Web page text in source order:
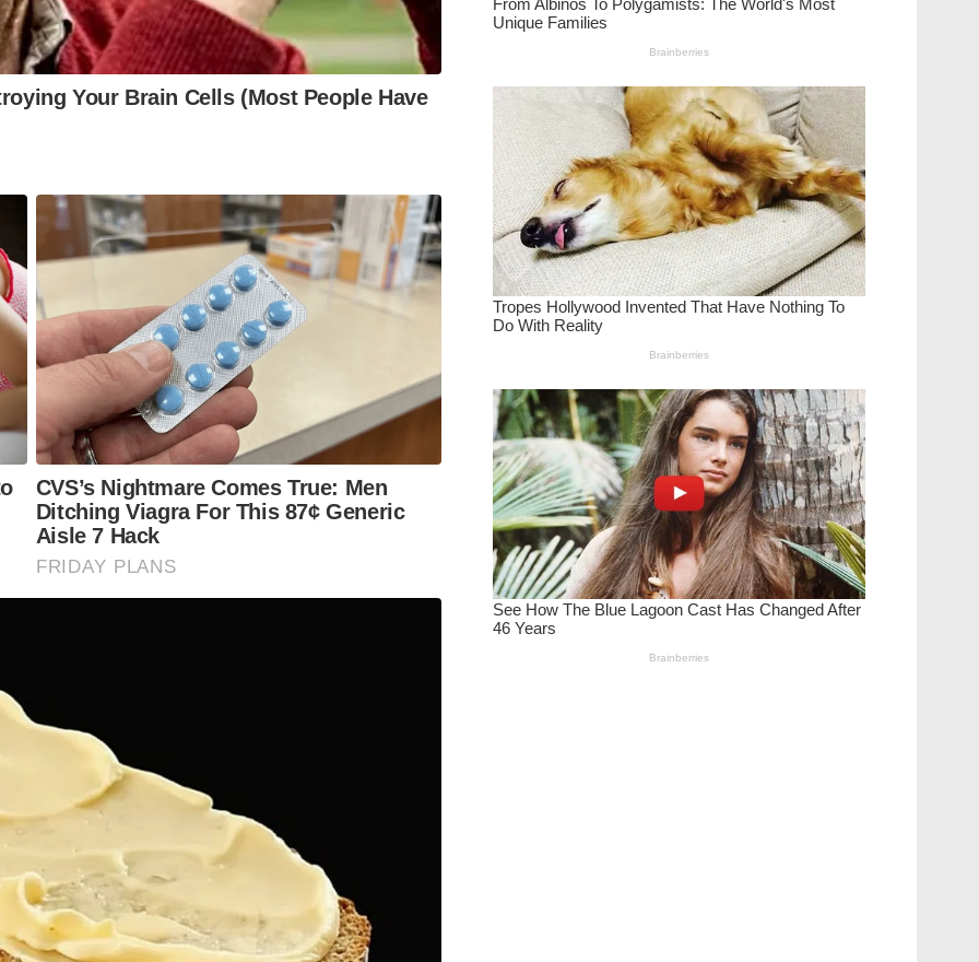
തുക സ്വകാര്യ വിദ്യാഭ്യാസ
അന്വേഷണം നടക്കുന്നു. സ്വകാര്യ
ചെയ്ത് ഏജന്റുമാർ വഴി വൻ തുകയ്ക്ക്
പണം നൽകി ജോലി നൽകുക,
പ്രധാനമായും ഈ കേസുകളിൽ
ഉദ്യോഗസ്ഥരും വിദ്യാഭ്യാസ സ്ഥാപന
പിന്നിലുണ്ടെന്ന് ഇ.ഡി വ്യക്തമാക്കുന്നു.
ഭാഗമായി വരും ദിവസങ്ങളിൽ കൂടുതൽ
സാധ്യതയുണ്ട്.